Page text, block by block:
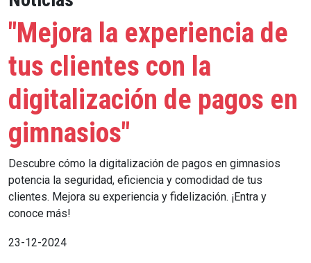
"Mejora la experiencia de
tus clientes con la
digitalización de pagos en
gimnasios"
Descubre cómo la digitalización de pagos en gimnasios
potencia la seguridad, eficiencia y comodidad de tus
clientes. Mejora su experiencia y fidelización. ¡Entra y
conoce más!
23-12-2024